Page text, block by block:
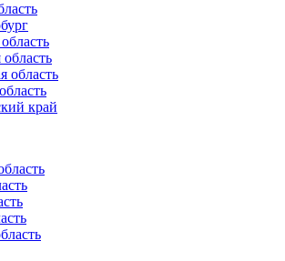
область
край